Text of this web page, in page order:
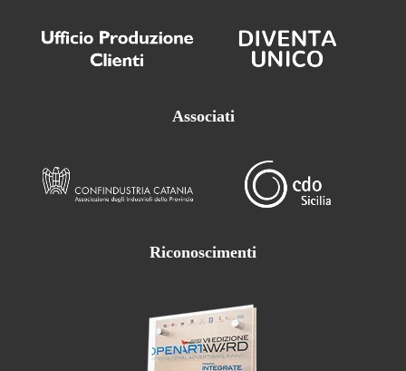
Associati
Riconoscimenti